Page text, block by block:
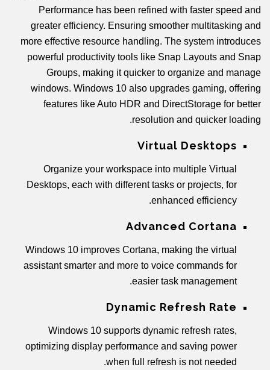
Performance has been refined with faster speed and
greater efficiency. Ensuring smoother multitasking and
more effective resource handling. The system introduces
powerful productivity tools like Snap Layouts and Snap
Groups, making it quicker to organize and manage
windows. Windows 10 also upgrades gaming, offering
features like Auto HDR and DirectStorage for better
resolution and quicker loading.
Virtual Desktops
Organize your workspace into multiple Virtual
Desktops, each with different tasks or projects, for
enhanced efficiency.
Advanced Cortana
Windows 10 improves Cortana, making the virtual
assistant smarter and more to voice commands for
easier task management.
Dynamic Refresh Rate
Windows 10 supports dynamic refresh rates,
optimizing display performance and saving power
when full refresh is not needed.